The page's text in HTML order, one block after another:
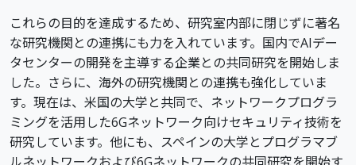
これらの目的を達成するため、研究室内部に閉じずに著名
な研究機関との連携にも力を入れています。国内でAIデー
タセンターの開発を主導する企業との共同研究を開始しま
した。さらに、海外の研究機関との連携も強化していま
す。現在は、米国の大学と共同で、ネットワークプログラ
ミングを活用した6Gネットワーク向けセキュリティ技術を
研究しています。他にも、スペインの大学とプログラマブ